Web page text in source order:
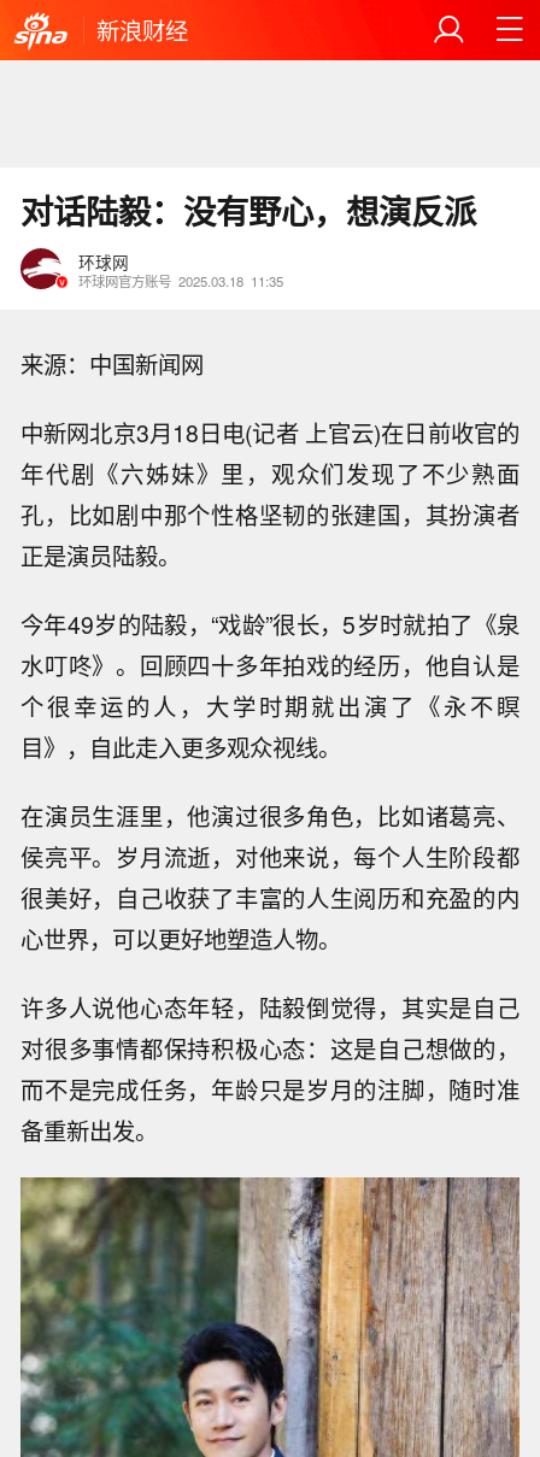
新浪财经
对话陆毅：没有野心，想演反派
环球网
环球网官方账号 2025.03.18 11:35
来源：中国新闻网
中新网北京3月18日电(记者 上官云)在日前收官的
年代剧《六姊妹》里，观众们发现了不少熟面
孔，比如剧中那个性格坚韧的张建国，其扮演者
正是演员陆毅。
今年49岁的陆毅，“戏龄”很长，5岁时就拍了《泉
水叮咚》。回顾四十多年拍戏的经历，他自认是
个很幸运的人，大学时期就出演了《永不瞑
目》，自此走入更多观众视线。
在演员生涯里，他演过很多角色，比如诸葛亮、
侯亮平。岁月流逝，对他来说，每个人生阶段都
很美好，自己收获了丰富的人生阅历和充盈的内
心世界，可以更好地塑造人物。
许多人说他心态年轻，陆毅倒觉得，其实是自己
对很多事情都保持积极心态：这是自己想做的，
而不是完成任务，年龄只是岁月的注脚，随时准
备重新出发。